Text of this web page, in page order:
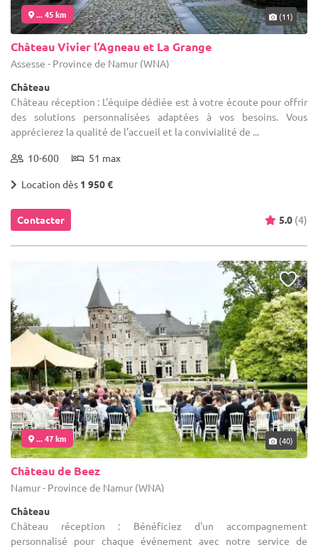
... 45 km (11)
Château Vivier l’Agneau et La Grange
Assesse - Province de Namur (WNA)
Château
Château réception : L'équipe dédiée est à votre écoute pour offrir
des solutions personnalisées adaptées à vos besoins. Vous
apprécierez la qualité de l'accueil et la convivialité de ...
10-600 51 max
Location dès 1 950 €
Contacter 5.0 (4)
... 47 km (40)
Château de Beez
Namur - Province de Namur (WNA)
Château
Château réception : Bénéficiez d'un accompagnement
personnalisé pour chaque événement avec notre service de